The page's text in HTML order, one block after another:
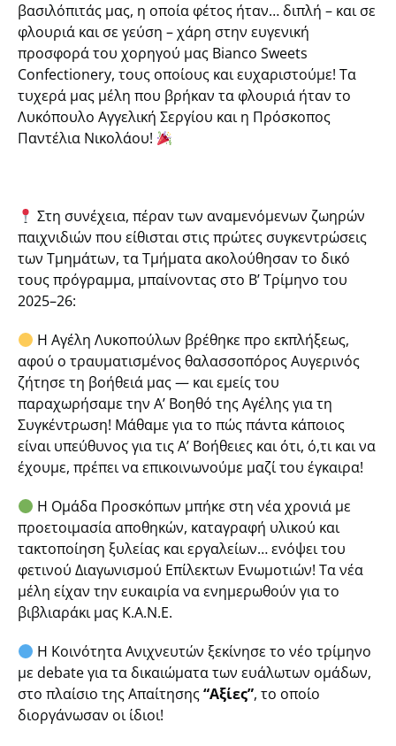
βασιλόπιτάς μας, η οποία φέτος ήταν… διπλή – και σε
φλουριά και σε γεύση – χάρη στην ευγενική
προσφορά του χορηγού μας Bianco Sweets
Confectionery, τους οποίους και ευχαριστούμε! Τα
τυχερά μας μέλη που βρήκαν τα φλουριά ήταν το
Λυκόπουλο Αγγελική Σεργίου και η Πρόσκοπος
Παντέλια Νικολάου!
Στη συνέχεια, πέραν των αναμενόμενων ζωηρών
παιχνιδιών που είθισται στις πρώτες συγκεντρώσεις
των Τμημάτων, τα Τμήματα ακολούθησαν το δικό
τους πρόγραμμα, μπαίνοντας στο Β’ Τρίμηνο του
2025–26:
Η Αγέλη Λυκοπούλων βρέθηκε προ εκπλήξεως,
αφού ο τραυματισμένος θαλασσοπόροςΑυγερινός
ζήτησε τη βοήθειά μας — και εμείς του
παραχωρήσαμε την Α’ Βοηθό της Αγέλης για τη
Συγκέντρωση! Μάθαμε για το πώς πάντα κάποιος
είναι υπεύθυνος για τις Α’ Βοήθειες και ότι, ό,τι και να
έχουμε, πρέπει να επικοινωνούμε μαζί του έγκαιρα!
Η Ομάδα Προσκόπων μπήκε στη νέα χρονιά με
προετοιμασία αποθηκών, καταγραφή υλικού και
τακτοποίηση ξυλείας και εργαλείων… ενόψει του
φετινού Διαγωνισμού Επίλεκτων Ενωμοτιών! Τα νέα
μέλη είχαν την ευκαιρία να ενημερωθούν για το
βιβλιαράκι μας Κ.Α.Ν.Ε.
Η Κοινότητα Ανιχνευτών ξεκίνησε το νέο τρίμηνο
με debateγια τα δικαιώματα των ευάλωτων ομάδων,
στο πλαίσιο της Απαίτησης“Αξίες”, το οποίο
διοργάνωσαν οι ίδιοι!